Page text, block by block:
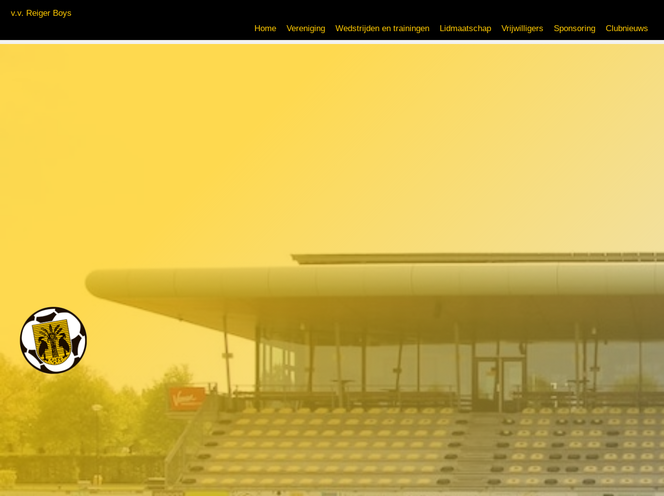
v.v. Reiger Boys
Home
Vereniging Wedstrijden en trainingen Lidmaatschap Vrijwilligers Sponsoring Clubnieuws